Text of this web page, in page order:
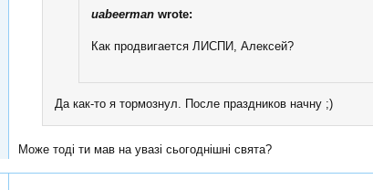
uabeerman wrote:
Как продвигается ЛИСПИ, Алексей?
Да как-то я тормознул. После праздников начну ;)
Може тоді ти мав на увазі сьогоднішні свята?